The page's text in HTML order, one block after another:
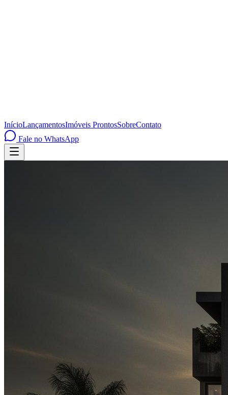
InícioLançamentosImóveis ProntosSobreContato
Fale no WhatsApp